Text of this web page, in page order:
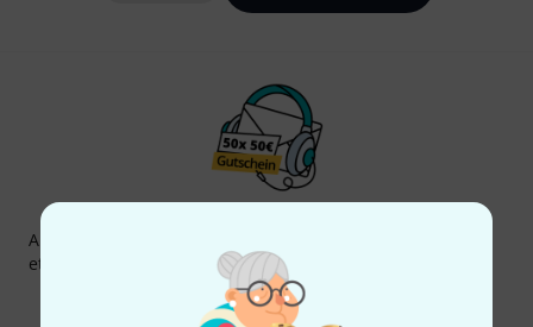
Thomann Newsletter
Abonniere den Thomann Newsletter und gewinne mit
etwas Glück einen von
50 Gutscheinen
Inspirierende Beiträge
Deals